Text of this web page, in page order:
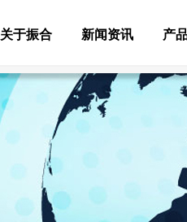
关于振合 新闻资讯 产